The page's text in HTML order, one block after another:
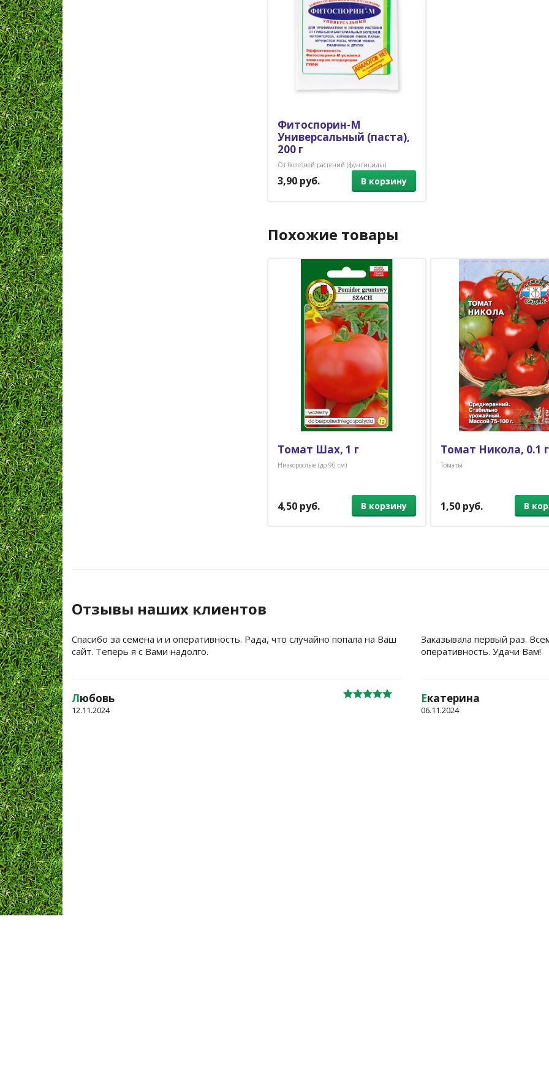
Фитоспорин-М
Универсальный (паста),
200 г
От болезней растений (фунгициды)
3,90 руб. В корзину
Похожие товары
Томат Шах, 1 г
Низкорослые (до 90 см)
4,50 руб. В корзину
Томат Никола, 0.1 г
Томаты
1,50 руб. В
Отзывы наших клиентов
Спасибо за семена и и оперативность. Рада, что случайно попала на Ваш
сайт. Теперь я с Вами надолго.
Любовь
12.11.2024
Заказывала первый раз.
оперативность. Удачи Вам!
Екатерина
06.11.2024